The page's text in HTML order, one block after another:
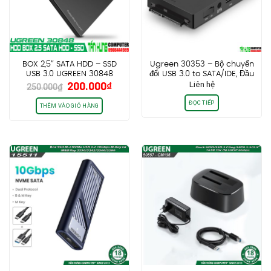
BOX 2,5″ SATA HDD – SSD
USB 3.0 UGREEN 30848
250.000₫ Giá
gốc
là:
250.000₫.
200.000₫Giá
THÊM VÀO GIỎ HÀNG
Ugreen 30353 – Bộ chuyển
đổi USB 3.0 to SATA/IDE, Đầu
đọc ổ cứng cao cấp chính
hãng
Liên hệ
ĐỌC TIẾP